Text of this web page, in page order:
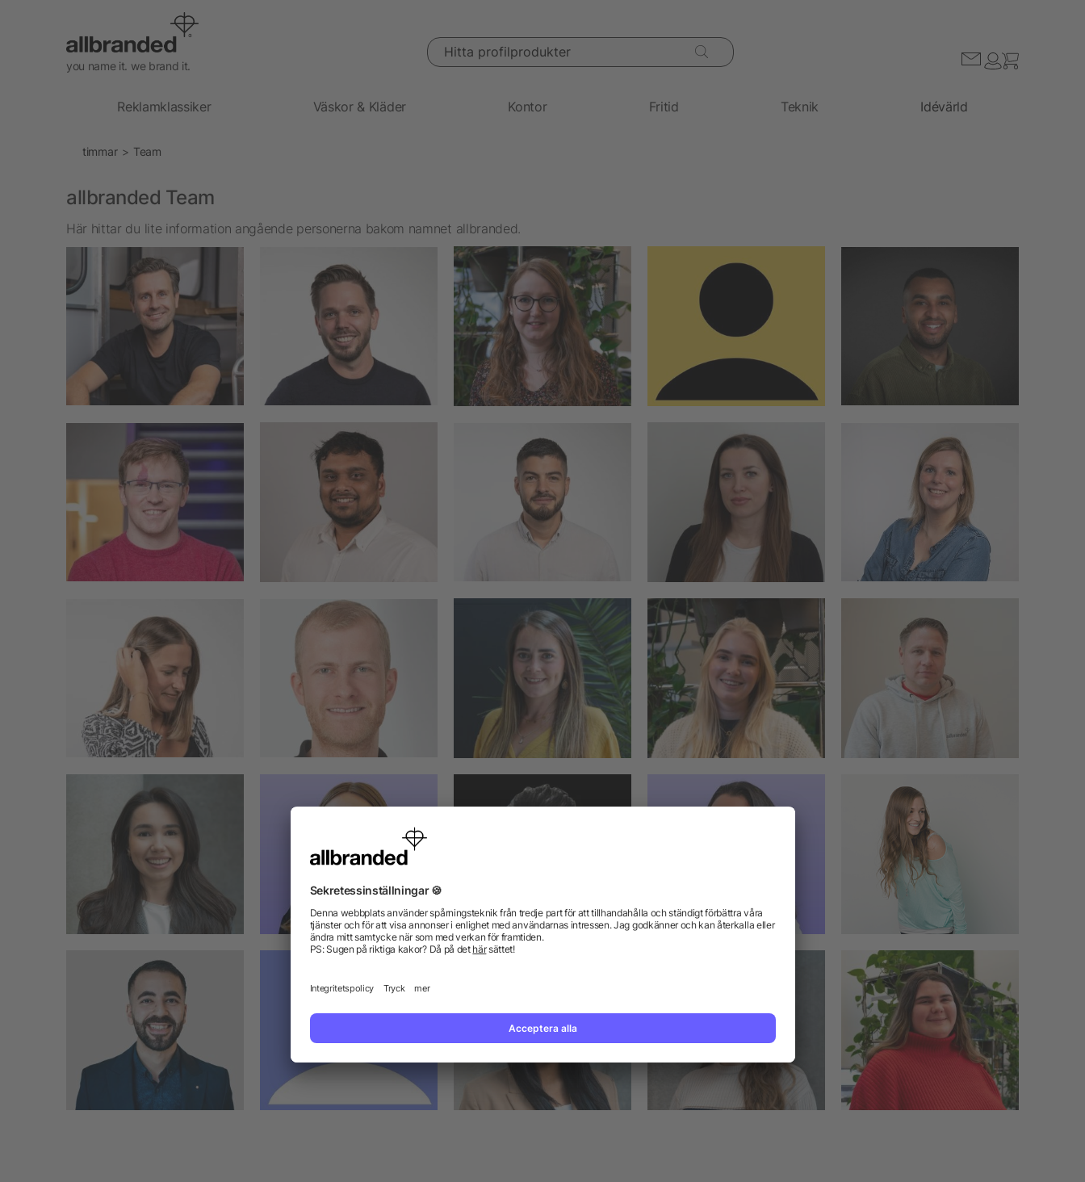
you name it. we brand it.
Hitta profilprodukter
Reklamklassiker Väskor & Kläder Kontor Fritid Teknik Idévärld
timmar Team
allbranded Team
Här hittar du lite information angående personerna bakom namnet allbranded.